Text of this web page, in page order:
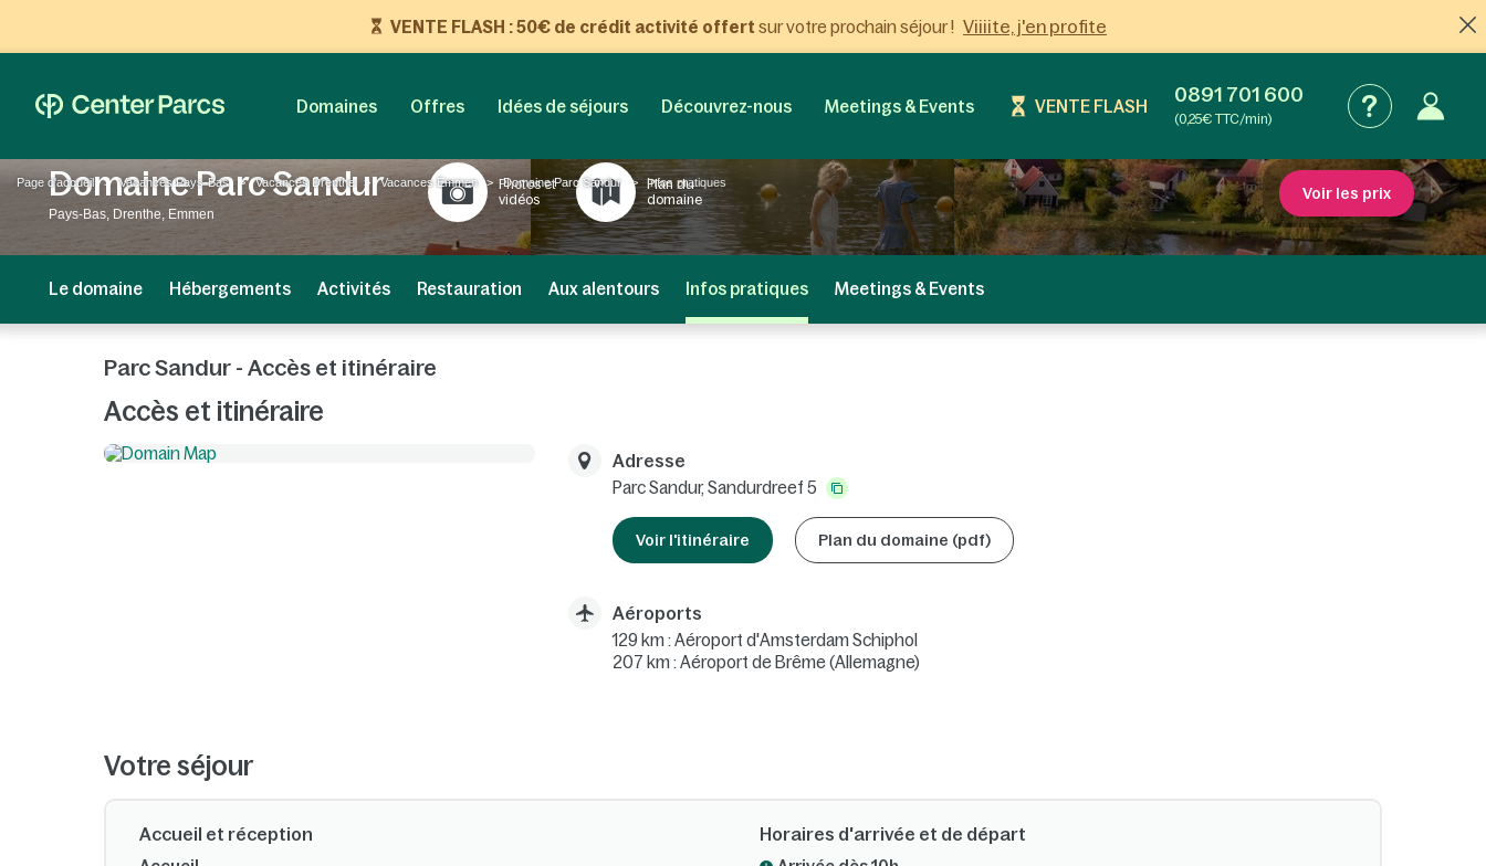
VENTE FLASH : 50€ de crédit activité offert sur votre prochain séjour ! Viiiite, j'en profite
Domaines Offres Idées de séjours Découvrez-nous Meetings & Events VENTE FLASH 0891 701 600
(0,25€ TTC/min)
Page d'accueil Vacances Pays-Bas Vacances Drenthe Vacances Emmen Domaine Parc Sandur Infos pratiques
Domaine Parc Sandur
Pays-Bas, Drenthe, Emmen
Photos et
vidéos
Plan du
domaine
Voir les prix
Le domaine Hébergements Activités Restauration Aux alentours Infos pratiques Meetings & Events
Parc Sandur - Accès et itinéraire
Accès et itinéraire
Adresse
Parc Sandur,Sandurdreef 5
Voir l'itinéraire Plan du domaine (pdf)
Aéroports
129 km : Aéroport d'Amsterdam Schiphol
207 km : Aéroport de Brême (Allemagne)
Votre séjour
Accueil et réception Horaires d'arrivée et de départ